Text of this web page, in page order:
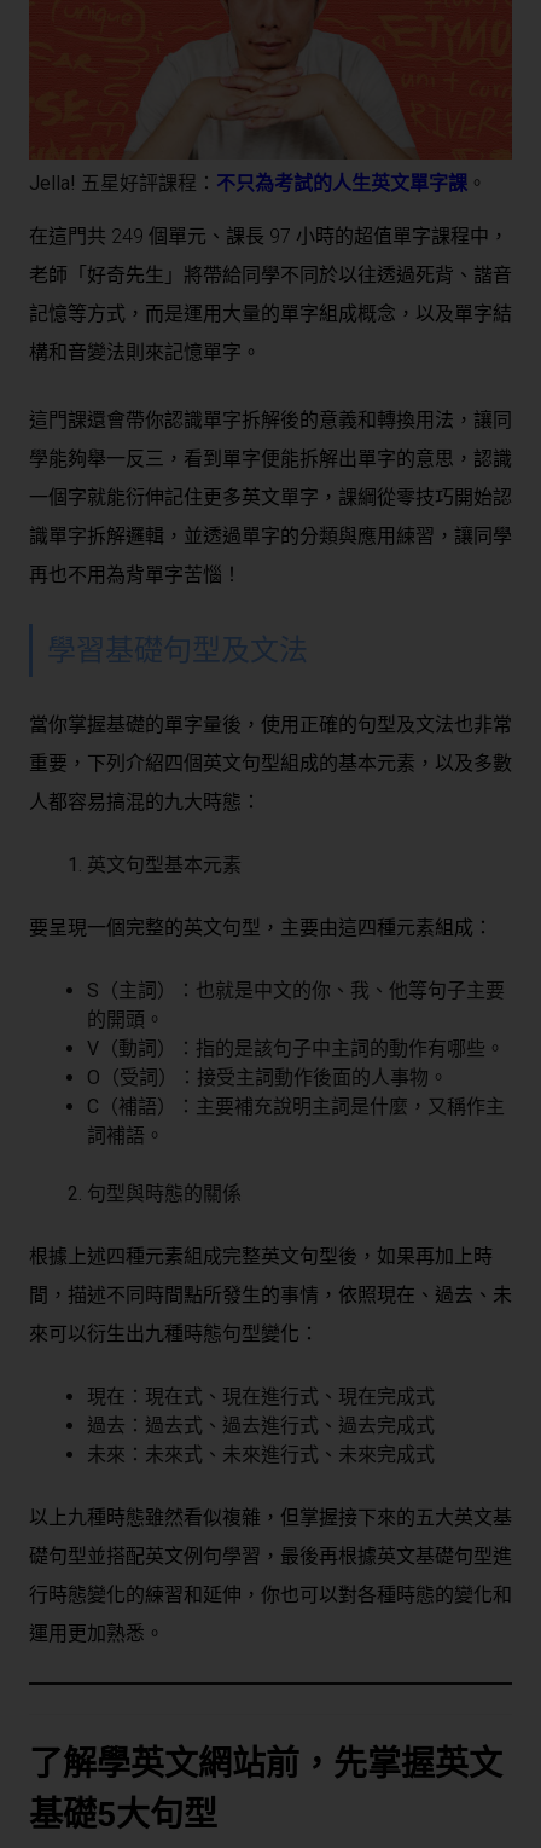
Jella! 五星好評課程： 不只為考試的人生英文單字課 。
在這門共 249 個單元、課長 97 小時的超值單字課程中，
老師「好奇先生」將帶給同學不同於以往透過死背、諧音
記憶等方式，而是運用大量的單字組成概念，以及單字結
構和音變法則來記憶單字。
這門課還會帶你認識單字拆解後的意義和轉換用法，讓同
學能夠舉一反三，看到單字便能拆解出單字的意思，認識
一個字就能衍伸記住更多英文單字，課綱從零技巧開始認
識單字拆解邏輯，並透過單字的分類與應用練習，讓同學
再也不用為背單字苦惱！
學習基礎句型及文法
當你掌握基礎的單字量後，使用正確的句型及文法也非常
重要，下列介紹四個英文句型組成的基本元素，以及多數
人都容易搞混的九大時態：
英文句型基本元素
要呈現一個完整的英文句型，主要由這四種元素組成：
S（主詞）：也就是中文的你、我、他等句子主要
的開頭。
V（動詞）：指的是該句子中主詞的動作有哪些。
O（受詞）：接受主詞動作後面的人事物。
C（補語）：主要補充說明主詞是什麼，又稱作主
詞補語。
句型與時態的關係
根據上述四種元素組成完整英文句型後，如果再加上時
間，描述不同時間點所發生的事情，依照現在、過去、未
來可以衍生出九種時態句型變化：
現在：現在式、現在進行式、現在完成式
過去：過去式、過去進行式、過去完成式
未來：未來式、未來進行式、未來完成式
以上九種時態雖然看似複雜，但掌握接下來的五大英文基
礎句型並搭配英文例句學習，最後再根據英文基礎句型進
行時態變化的練習和延伸，你也可以對各種時態的變化和
運用更加熟悉。
了解學英文網站前，先掌握英文
基礎5大句型